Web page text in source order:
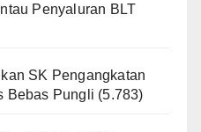
Penyaluran BLT
SK Pengangkatan
Bebas Pungli (5.783)